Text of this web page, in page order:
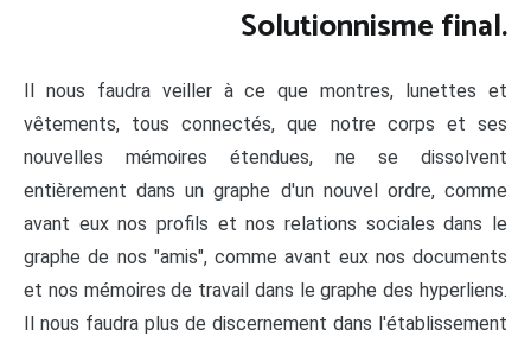
Solutionnisme final.
Il nous faudra veiller à ce que montres, lunettes et
vêtements, tous connectés, que notre corps et ses
nouvelles mémoires étendues, ne se dissolvent
entièrement dans un graphe d'un nouvel ordre, comme
avant eux nos profils et nos relations sociales dans le
graphe de nos "amis", comme avant eux nos documents
et nos mémoires de travail dans le graphe des hyperliens.
Il nous faudra plus de discernement dans l'établissement